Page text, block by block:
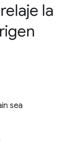
la
sea